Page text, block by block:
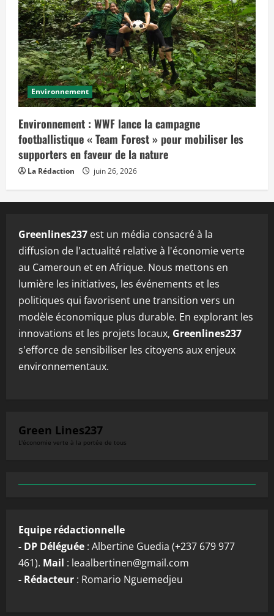
Environnement
Environnement : WWF lance la campagne
footballistique « Team Forest » pour mobiliser les
supporters en faveur de la nature
La Rédaction juin 26, 2026
Greenlines237 est un média consacré à la
diffusion de l'actualité relative à l'économie verte
au Cameroun et en Afrique. Nous mettons en
lumière les initiatives, les événements et les
politiques qui favorisent une transition vers un
modèle économique plus durable. En explorant les
innovations et les projets locaux, Greenlines237
s'efforce de sensibiliser les citoyens aux enjeux
environnementaux.
Green Lines237
L'économie verte à la portée de tous
Equipe rédactionnelle
- DP Déléguée : Albertine Guedia (+237 679 977
461). Mail : leaalbertinen@gmail.com
- Rédacteur : Romario Nguemedjeu